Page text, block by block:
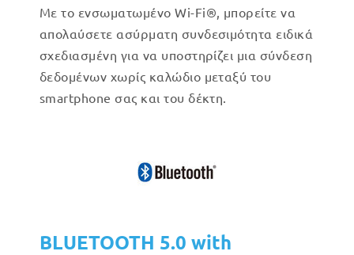
Με το ενσωματωμένο Wi-Fi®, μπορείτε να
απολαύσετε ασύρματη συνδεσιμότητα ειδικά
σχεδιασμένη για να υποστηρίζει μια σύνδεση
δεδομένων χωρίς καλώδιο μεταξύ του
smartphone σας και του δέκτη.
BLUETOOTH 5.0 with